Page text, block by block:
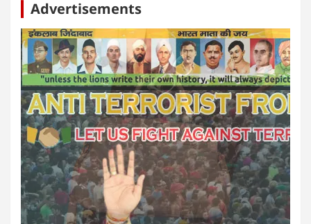
Advertisements